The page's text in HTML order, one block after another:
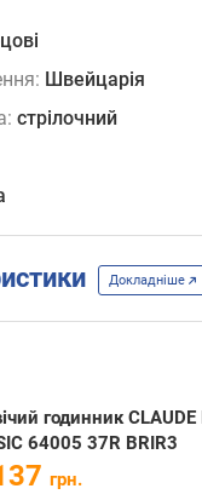
Швейцарія
стрілочний
Докладніше
годинник CLAUDE
64005 37R BRIR3
грн.